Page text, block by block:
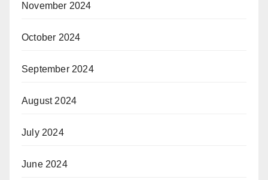
November 2024
October 2024
September 2024
August 2024
July 2024
June 2024